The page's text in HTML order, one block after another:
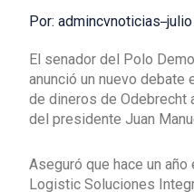
Por: admincvnoticias
El senador del Polo
anunció un nuevo debate
de dineros de Odebrecht
del presidente Juan
Aseguró que hace un
Logistic Soluciones